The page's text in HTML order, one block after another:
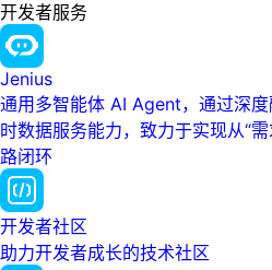
开发者服务
Jenius
通用多智能体 AI Agent，通过深
时数据服务能力，致力于实现从“
路闭环
开发者社区
助力开发者成长的技术社区